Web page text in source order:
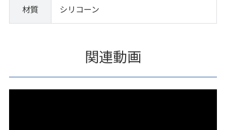
材質 シリコーン
関連動画